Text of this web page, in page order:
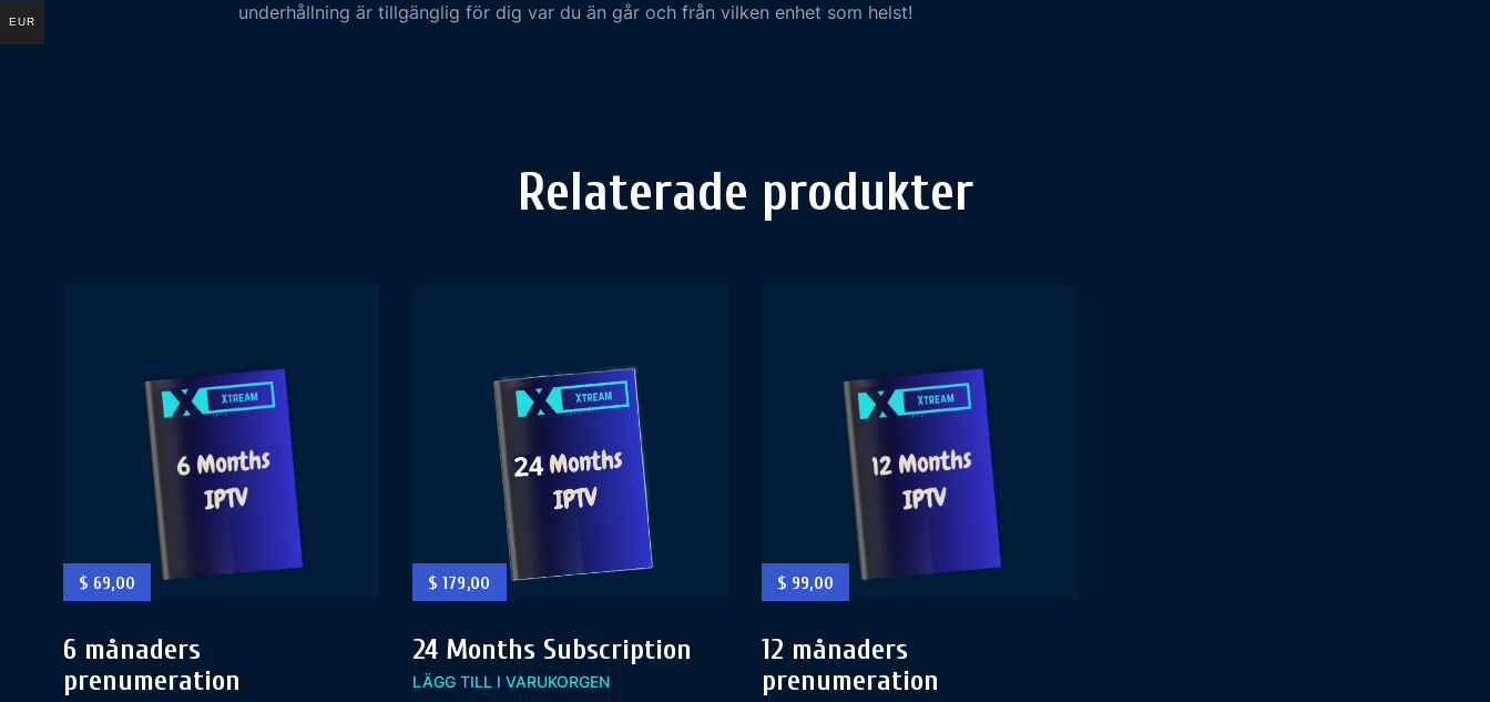
underhållning är tillgänglig för dig var du än går och från vilken enhet som helst!
Relaterade produkter
$ 69,00
6 månaders
prenumeration
$ 179,00
24 Months Subscription
LÄGG TILL I VARUKORGEN
$ 99,00
12 månaders
prenumeration
EUR